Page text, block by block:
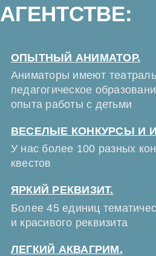
АГЕНТСТВЕ:
ОПЫТНЫЙ АНИМАТОР.
Аниматоры имеют
педагогическое
опыта работы с детьми
ВЕСЕЛЫЕ КОНКУРСЫ И
У нас более 100 разных
квестов
ЯРКИЙ РЕКВИЗИТ.
Более 45 единиц
и красивого реквизита
ЛЕГКИЙ АКВАГРИМ.